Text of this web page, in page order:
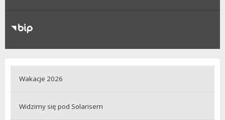
RODO
Wakacje 2026
Widzimy się pod Solarisem